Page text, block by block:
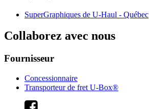
SuperGraphiques de U-Haul - Québec
Collaborez avec nous
Fournisseur
Concessionnaire
Transporteur de fret U-Box®